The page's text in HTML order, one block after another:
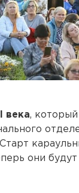
века,
они